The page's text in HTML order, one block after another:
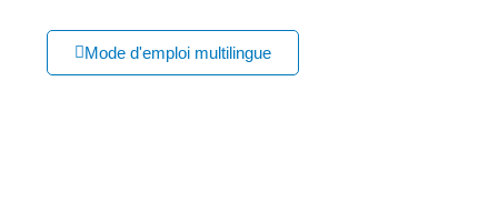
Mode d'emploi multilingue